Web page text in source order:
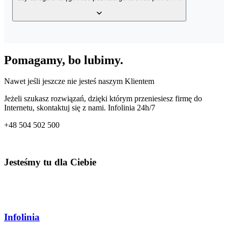
Twoim magazynie z dowolnego miejsca o dowolnej porze.
JPK_KPiR. Dzięki temu co miesiąc przygotujesz odpowiedni plik
Pomagamy, bo lubimy.
Nawet jeśli jeszcze nie jesteś naszym Klientem
Jeżeli szukasz rozwiązań, dzięki którym przeniesiesz firmę do
Internetu, skontaktuj się z nami. Infolinia 24h/7
+48 504 502 500
Jesteśmy tu dla Ciebie
Infolinia